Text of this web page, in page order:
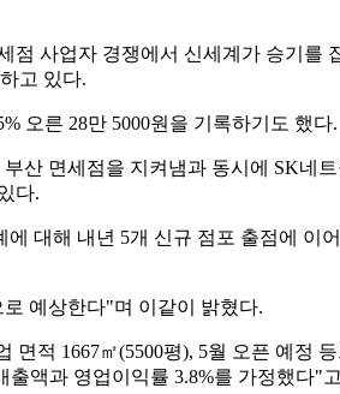
사업자 경쟁에서 신세계가 승기를
고 있다.
오른 28만 5000원을 기록하기도 했다.
산 면세점을 지켜냄과 동시에 SK네
다.
대해 내년 5개 신규 점포 출점에 이
예상한다"며 이같이 밝혔다.
적 1667㎡(5500평), 5월 오픈 예정
액과 영업이익률 3.8%를 가정했다"